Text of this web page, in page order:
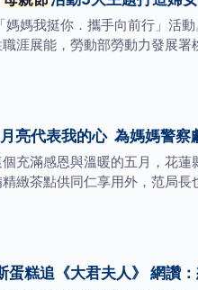
媽我挺你．攜手向前行」活
涯展能，勞動部勞動力發展
亮代表我的心 為媽媽警察
個充滿感恩與溫暖的五月，花
緻茶點供同仁享用外，范局
蛋糕追《大君夫人》 網讚